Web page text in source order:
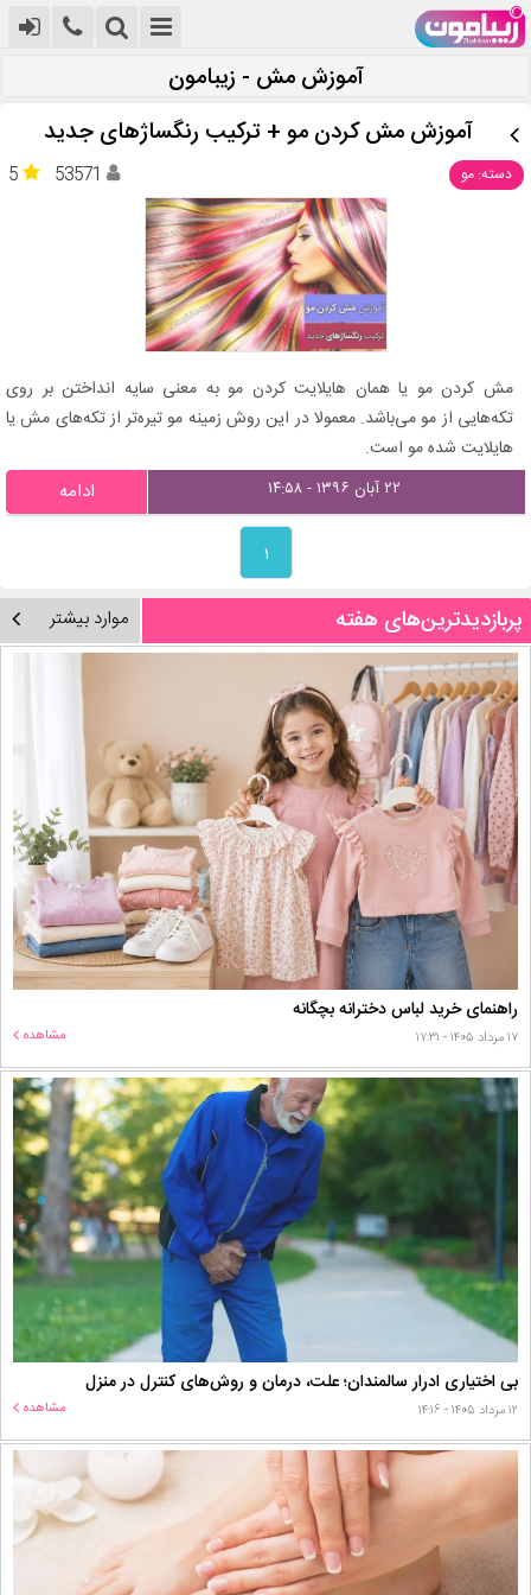
آموزش مش - زیبامون
آموزش مش کردن مو + ترکیب رنگساژهای جدید
دسته: مو 5 53571
مش کردن مو یا همان هایلایت کردن مو به معنی سایه انداختن بر روی
تکه‌هایی از مو می‌باشد. معمولا در این روش زمینه مو تیره‌تر از تکه‌های مش یا
هایلایت شده مو است.
۲۲ آبان ۱۳۹۶ - ۱۴:۵۸ ادامه
۱
پربازدیدترین‌های هفته موارد بیشتر
راهنمای خرید لباس دخترانه بچگانه
۱۷ مرداد ۱۴۰۵ - ۱۷:۳۱ مشاهده
بی اختیاری ادرار سالمندان؛ علت، درمان و روش‌های کنترل در منزل
۱۲ مرداد ۱۴۰۵ - ۱۴:۱۶ مشاهده